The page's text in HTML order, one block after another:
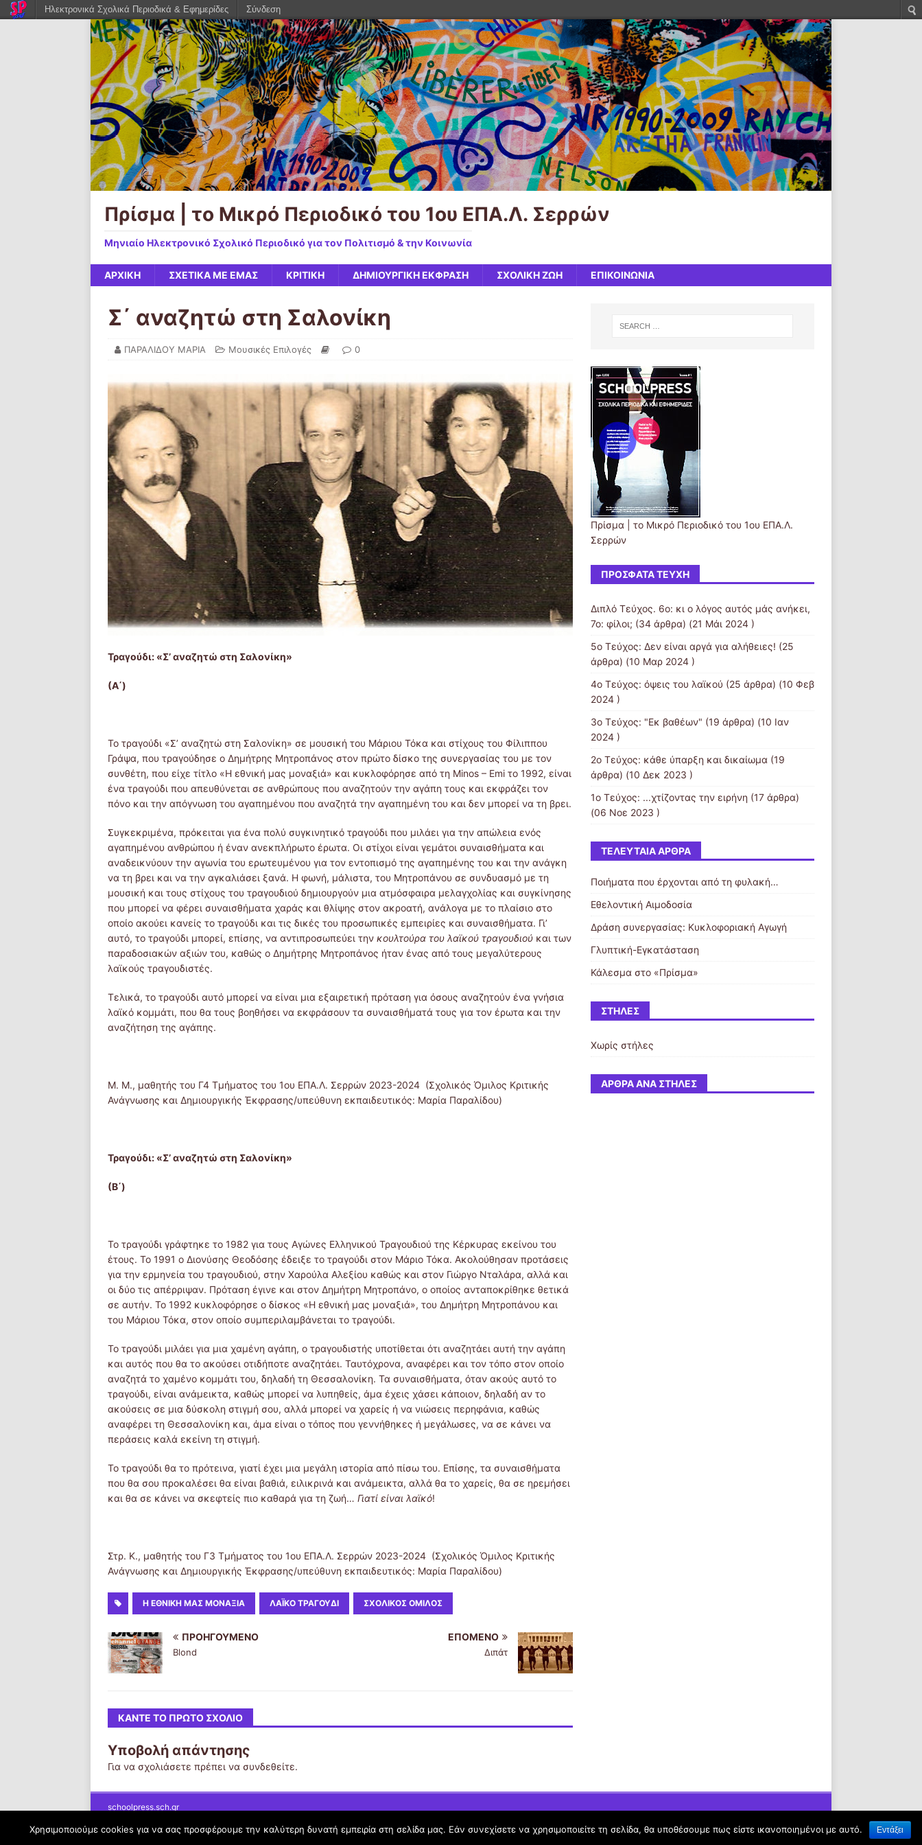
Πρίσμα | το Μικρό Περιοδικό του 1ου ΕΠΑ.Λ. Σερρών
Μηνιαίο Ηλεκτρονικό Σχολικό Περιοδικό για τον Πολιτισμό & την Κοινωνία
ΑΡΧΙΚΉ ΣΧΕΤΙΚΆ ΜΕ ΕΜΆΣ ΚΡΙΤΙΚΉ ΔΗΜΙΟΥΡΓΙΚΉ ΈΚΦΡΑΣΗ ΣΧΟΛΙΚΉ ΖΩΉ ΕΠΙΚΟΙΝΩΝΙΑ
Σ΄ αναζητώ στη Σαλονίκη
ΠΑΡΑΛΙΔΟΥ ΜΑΡΙΑ Μουσικές Επιλογές 0
Τραγούδι: «Σ’ αναζητώ στη Σαλονίκη»
(Α΄)
Το τραγούδι «Σ’ αναζητώ στη Σαλονίκη» σε μουσική του Μάριου Τόκα και στίχους του Φίλιππου
Γράψα, που τραγούδησε ο Δημήτρης Μητροπάνος στον πρώτο δίσκο της συνεργασίας του με τον
συνθέτη, που είχε τίτλο «Η εθνική μας μοναξιά» και κυκλοφόρησε από τη Minos – Emi το 1992, είναι
ένα τραγούδι που απευθύνεται σε ανθρώπους που αναζητούν την αγάπη τους και εκφράζει τον
πόνο και την απόγνωση του αγαπημένου που αναζητά την αγαπημένη του και δεν μπορεί να τη βρει.
Συγκεκριμένα, πρόκειται για ένα πολύ συγκινητικό τραγούδι που μιλάει για την απώλεια ενός
αγαπημένου ανθρώπου ή έναν ανεκπλήρωτο έρωτα. Οι στίχοι είναι γεμάτοι συναισθήματα και
αναδεικνύουν την αγωνία του ερωτευμένου για τον εντοπισμό της αγαπημένης του και την ανάγκη
να τη βρει και να την αγκαλιάσει ξανά. Η φωνή, μάλιστα, του Μητροπάνου σε συνδυασμό με τη
μουσική και τους στίχους του τραγουδιού δημιουργούν μια ατμόσφαιρα μελαγχολίας και συγκίνησης
που μπορεί να φέρει συναισθήματα χαράς και θλίψης στον ακροατή, ανάλογα με το πλαίσιο στο
οποίο ακούει κανείς το τραγούδι και τις δικές του προσωπικές εμπειρίες και συναισθήματα. Γι’
αυτό, το τραγούδι μπορεί, επίσης, να αντιπροσωπεύει την κουλτούρα του λαϊκού τραγουδιού και των
παραδοσιακών αξιών του, καθώς ο Δημήτρης Μητροπάνος ήταν ένας από τους μεγαλύτερους
λαϊκούς τραγουδιστές.
Τελικά, το τραγούδι αυτό μπορεί να είναι μια εξαιρετική πρόταση για όσους αναζητούν ένα γνήσια
λαϊκό κομμάτι, που θα τους βοηθήσει να εκφράσουν τα συναισθήματά τους για τον έρωτα και την
αναζήτηση της αγάπης.
Μ. Μ., μαθητής του Γ4 Τμήματος του 1ου ΕΠΑ.Λ. Σερρών 2023-2024 (Σχολικός Όμιλος Κριτικής
Ανάγνωσης και Δημιουργικής Έκφρασης/υπεύθυνη εκπαιδευτικός: Μαρία Παραλίδου)
Τραγούδι: «Σ’ αναζητώ στη Σαλονίκη»
(Β΄)
Το τραγούδι γράφτηκε το 1982 για τους Αγώνες Ελληνικού Τραγουδιού της Κέρκυρας εκείνου του
έτους. Το 1991 ο Διονύσης Θεοδόσης έδειξε το τραγούδι στον Μάριο Τόκα. Ακολούθησαν προτάσεις
για την ερμηνεία του τραγουδιού, στην Χαρούλα Αλεξίου καθώς και στον Γιώργο Νταλάρα, αλλά και
οι δύο τις απέρριψαν. Πρόταση έγινε και στον Δημήτρη Μητροπάνο, ο οποίος ανταποκρίθηκε θετικά
σε αυτήν. Το 1992 κυκλοφόρησε ο δίσκος «Η εθνική μας μοναξιά», του Δημήτρη Μητροπάνου και
του Μάριου Τόκα, στον οποίο συμπεριλαμβάνεται το τραγούδι.
Το τραγούδι μιλάει για μια χαμένη αγάπη, ο τραγουδιστής υποτίθεται ότι αναζητάει αυτή την αγάπη
και αυτός που θα το ακούσει οτιδήποτε αναζητάει. Ταυτόχρονα, αναφέρει και τον τόπο στον οποίο
αναζητά το χαμένο κομμάτι του, δηλαδή τη Θεσσαλονίκη. Τα συναισθήματα, όταν ακούς αυτό το
τραγούδι, είναι ανάμεικτα, καθώς μπορεί να λυπηθείς, άμα έχεις χάσει κάποιον, δηλαδή αν το
ακούσεις σε μια δύσκολη στιγμή σου, αλλά μπορεί να χαρείς ή να νιώσεις περηφάνια, καθώς
αναφέρει τη Θεσσαλονίκη και, άμα είναι ο τόπος που γεννήθηκες ή μεγάλωσες, να σε κάνει να
περάσεις καλά εκείνη τη στιγμή.
Το τραγούδι θα το πρότεινα, γιατί έχει μια μεγάλη ιστορία από πίσω του. Επίσης, τα συναισθήματα
που θα σου προκαλέσει θα είναι βαθιά, ειλικρινά και ανάμεικτα, αλλά θα το χαρείς, θα σε ηρεμήσει
και θα σε κάνει να σκεφτείς πιο καθαρά για τη ζωή… Γιατί είναι λαϊκό!
Στρ. Κ., μαθητής του Γ3 Τμήματος του 1ου ΕΠΑ.Λ. Σερρών 2023-2024 (Σχολικός Όμιλος Κριτικής
Ανάγνωσης και Δημιουργικής Έκφρασης/υπεύθυνη εκπαιδευτικός: Μαρία Παραλίδου)
Η ΕΘΝΙΚΉ ΜΑΣ ΜΟΝΑΞΙΆ ΛΑΪΚΌ ΤΡΑΓΟΎΔΙ ΣΧΟΛΙΚΌΣ ΌΜΙΛΟΣ
ΠΡΟΗΓΟΎΜΕΝΟ
Blond
ΕΠΌΜΕΝΟ
Διπάτ
ΚΆΝΤΕ ΤΟ ΠΡΏΤΟ ΣΧΌΛΙΟ
Υποβολή απάντησης
Για να σχολιάσετε πρέπει να συνδεθείτε.
Πρίσμα | το Μικρό Περιοδικό του 1ου ΕΠΑ.Λ.
Σερρών
ΠΡΌΣΦΑΤΑ ΤΕΎΧΗ
Διπλό Τεύχος. 6ο: κι ο λόγος αυτός μάς ανήκει,
7ο: φίλοι; (34 άρθρα) (21 Μάι 2024 )
5o Τεύχος: Δεν είναι αργά για αλήθειες! (25
άρθρα) (10 Μαρ 2024 )
4ο Τεύχος: όψεις του λαϊκού (25 άρθρα) (10 Φεβ
2024 )
3o Τεύχος: "Εκ βαθέων" (19 άρθρα) (10 Ιαν
2024 )
2ο Τεύχος: κάθε ύπαρξη και δικαίωμα (19
άρθρα) (10 Δεκ 2023 )
1ο Τεύχος: ...χτίζοντας την ειρήνη (17 άρθρα)
(06 Νοε 2023 )
ΤΕΛΕΥΤΑΊΑ ΆΡΘΡΑ
Ποιήματα που έρχονται από τη φυλακή…
Εθελοντική Αιμοδοσία
Δράση συνεργασίας: Κυκλοφοριακή Αγωγή
Γλυπτική-Εγκατάσταση
Κάλεσμα στο «Πρίσμα»
ΣΤΉΛΕΣ
Χωρίς στήλες
ΆΡΘΡΑ ΑΝΆ ΣΤΉΛΕΣ
schoolpress.sch.gr
Όροι Χρήσης schoolpress.sch.gr|Δήλωση προσβασιμότητας
Ηλεκτρονικά Σχολικά Περιοδικά & Εφημερίδες Σύνδεση
Χρησιμοποιούμε cookies για να σας προσφέρουμε την καλύτερη δυνατή εμπειρία στη σελίδα μας. Εάν συνεχίσετε να χρησιμοποιείτε τη σελίδα, θα υποθέσουμε πως είστε ικανοποιημένοι με αυτό. Εντάξει